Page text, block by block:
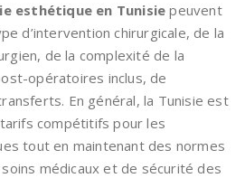
esthétique en Tunisie peuvent
d’intervention chirurgicale, de la
de la complexité de la
opératoires inclus, de
En général, la Tunisie est
compétitifs pour les
tout en maintenant des normes
médicaux et de sécurité des